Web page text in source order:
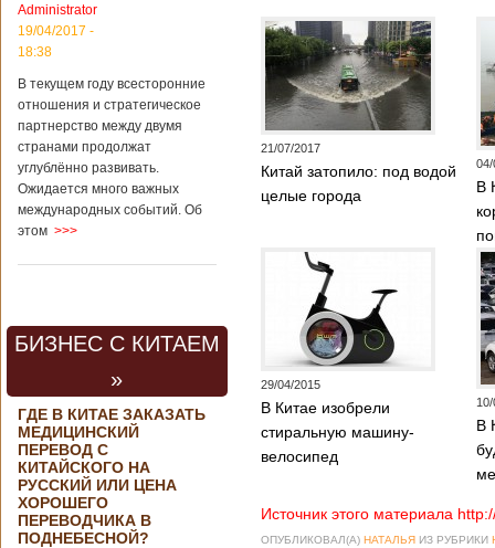
Administrator
19/04/2017 -
18:38
В текущем году всесторонние
отношения и стратегическое
партнерство между двумя
странами продолжат
углублённо развивать.
Ожидается много важных
международных событий. Об
этом >>>
БИЗНЕС С КИТАЕМ
»
ГДЕ В КИТАЕ ЗАКАЗАТЬ
МЕДИЦИНСКИЙ
ПЕРЕВОД С
КИТАЙСКОГО НА
РУССКИЙ ИЛИ ЦЕНА
ХОРОШЕГО
ПЕРЕВОДЧИКА В
ПОДНЕБЕСНОЙ?
21/07/2017
Китай затопило: под водой
целые города
04/
В
29/04/2015
В Китае изобрели
стиральную машину-
велосипед
В
Источник этого материала
ОПУБЛИКОВАЛ(А) НАТАЛЬЯ ИЗ РУБРИКИ